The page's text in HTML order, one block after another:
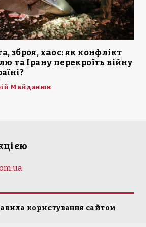
зброя, хаос: як конфлікт
та Ірану перекроїть війну
Майданюк
користування сайтом